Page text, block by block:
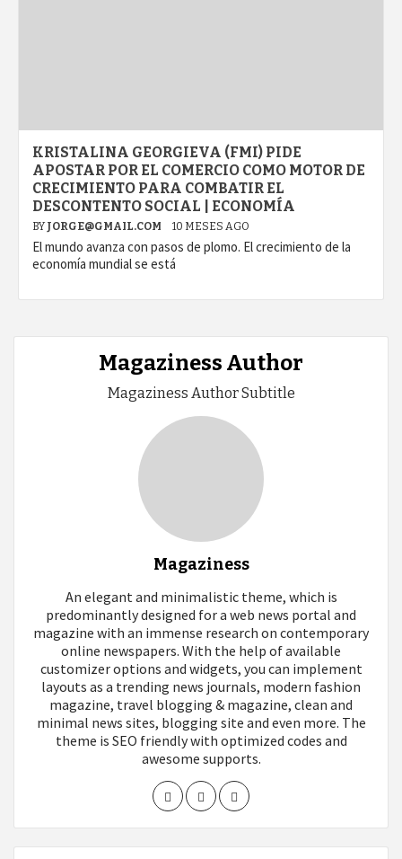
KRISTALINA GEORGIEVA (FMI) PIDE
APOSTAR POR EL COMERCIO COMO MOTOR DE
CRECIMIENTO PARA COMBATIR EL
DESCONTENTO SOCIAL | ECONOMÍA
BY JORGE@GMAIL.COM 10 MESES AGO
El mundo avanza con pasos de plomo. El crecimiento de la
economía mundial se está
Magaziness Author
Magaziness Author Subtitle
Magaziness
An elegant and minimalistic theme, which is
predominantly designed for a web news portal and
magazine with an immense research on contemporary
online newspapers. With the help of available
customizer options and widgets, you can implement
layouts as a trending news journals, modern fashion
magazine, travel blogging & magazine, clean and
minimal news sites, blogging site and even more. The
theme is SEO friendly with optimized codes and
awesome supports.